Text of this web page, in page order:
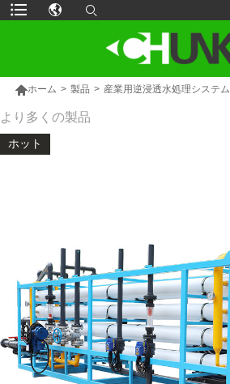
ホーム > 製品 > 産業用逆浸透水処理システム
より多くの製品
ホット